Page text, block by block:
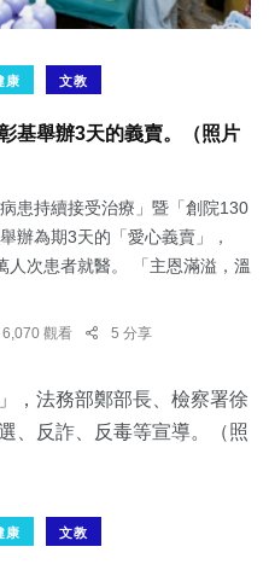
康 文教
基舉辦3天的義賣。（照片
患持續接受治療」暨「創院130
辦為期3天的「愛心義賣」，
次患者就醫。 「主恩滿溢，溫
6,070 觀看 5 分享
康 文教